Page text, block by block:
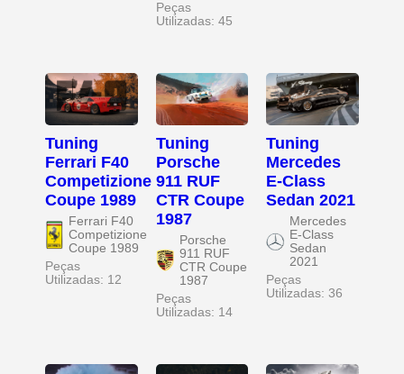
Peças
Utilizadas: 45
Tuning
Ferrari F40
Competizione
Coupe 1989
Ferrari F40
Competizione
Coupe 1989
Peças
Utilizadas: 12
Tuning
Porsche
911 RUF
CTR Coupe
1987
Porsche
911 RUF
CTR Coupe
1987
Peças
Utilizadas: 14
Tuning
Mercedes
E-Class
Sedan 2021
Mercedes
E-Class
Sedan
2021
Peças
Utilizadas: 36